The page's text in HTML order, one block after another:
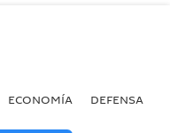
ECONOMÍA DEFENSA